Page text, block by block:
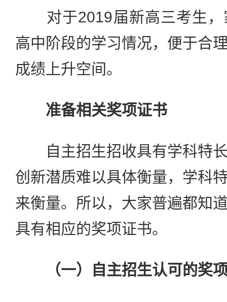
对于2019届新高三考生，
高中阶段的学习情况，便于合
成绩上升空间。
准备相关奖项证书
自主招生招收具有学科特长
创新潜质难以具体衡量，学科
来衡量。所以，大家普遍都知
具有相应的奖项证书。
（一）自主招生认可的奖